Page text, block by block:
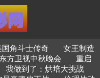
国角斗士传奇
女王制造
方卫视中秋晚会
重启
我做到了：烘培大挑战